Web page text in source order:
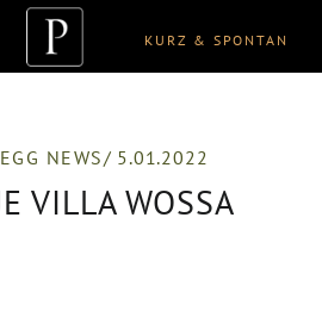
KURZ & SPONTAN
NEWS/ 5.01.2022
VILLA WOSSA